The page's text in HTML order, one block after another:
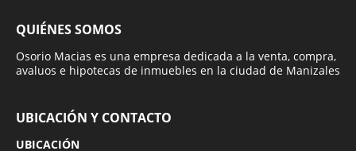
QUIÉNES SOMOS
Osorio Macias es una empresa dedicada a la venta, compra,
avaluos e hipotecas de inmuebles en la ciudad de Manizales
UBICACIÓN Y CONTACTO